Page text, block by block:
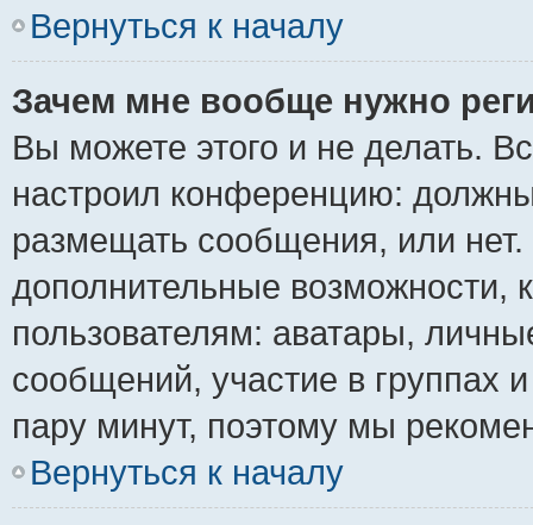
Вернуться к началу
Зачем мне вообще нужно
Вы можете этого и не делать.
настроил конференцию:
размещать сообщения, или
дополнительные
пользователям: аватары,
сообщений, участие в группах
пару минут, поэтому мы
Вернуться к началу